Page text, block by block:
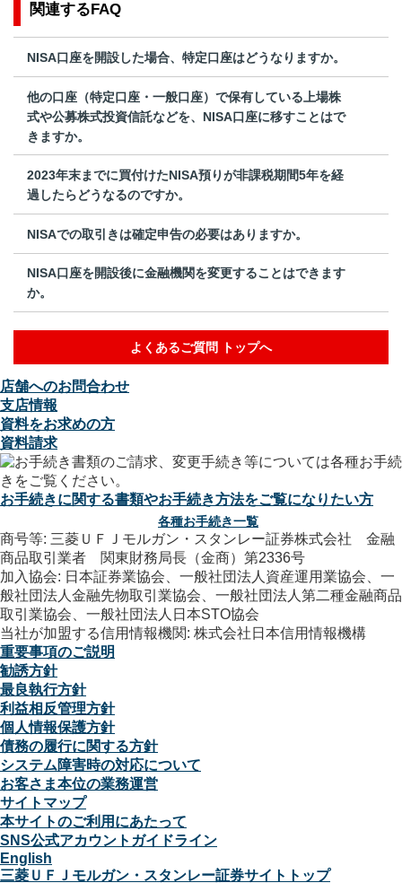
関連するFAQ
NISA口座を開設した場合、特定口座はどうなりますか。
他の口座（特定口座・一般口座）で保有している上場株
式や公募株式投資信託などを、NISA口座に移すことはで
きますか。
2023年末までに買付けたNISA預りが非課税期間5年を経
過したらどうなるのですか。
NISAでの取引きは確定申告の必要はありますか。
NISA口座を開設後に金融機関を変更することはできます
か。
よくあるご質問 トップへ
店舗へのお問合わせ
支店情報
資料をお求めの方
資料請求
お手続きに関する書類やお手続き方法をご覧になりたい方
各種お手続き一覧
商号等: 三菱ＵＦＪモルガン・スタンレー証券株式会社 金融
商品取引業者 関東財務局長（金商）第2336号
加入協会: 日本証券業協会、一般社団法人資産運用業協会、一
般社団法人金融先物取引業協会、一般社団法人第二種金融商品
取引業協会、一般社団法人日本STO協会
当社が加盟する信用情報機関: 株式会社日本信用情報機構
重要事項のご説明
勧誘方針
最良執行方針
利益相反管理方針
個人情報保護方針
債務の履行に関する方針
システム障害時の対応について
お客さま本位の業務運営
サイトマップ
本サイトのご利用にあたって
SNS公式アカウントガイドライン
English
三菱ＵＦＪモルガン・スタンレー証券サイトトップ